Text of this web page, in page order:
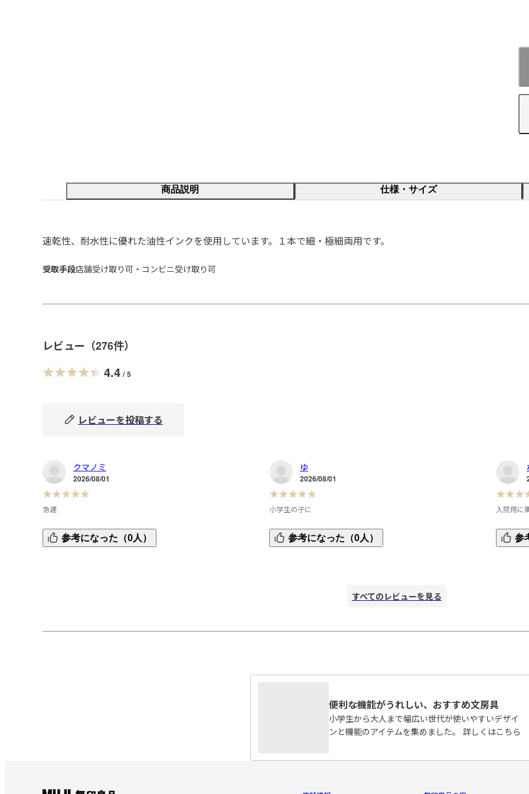
商品説明 仕様・サイズ
速乾性、耐水性に優れた油性インクを使用しています。１本で細・極細両用です。
受取手段店舗受け取り可・コンビニ受け取り可
レビュー（276件）
4.4 / 5
レビューを投稿する
クマノミ
2026/08/01
急遽
帰省して地元で不幸があり急遽ペンを買わないといけなくな
って購入思い通りのペンがあって良かったです
参考になった（0人）
ゆ
2026/08/01
小学生の子に
小学生のうちの子用に購入。
書き心地も良いみたいです。
参考になった（0人）
入院用に
お見舞
箱、蓋
参
すべてのレビューを見る
便利な機能がうれしい、おすすめ文房具
小学生から大人まで幅広い世代が使いやすいデザイ
ンと機能のアイテムを集めました。 詳しくはこちら